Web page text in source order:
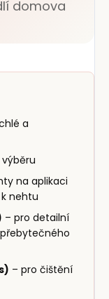
domova
a
na aplikaci
nehtu
– pro detailní
– pro čištění